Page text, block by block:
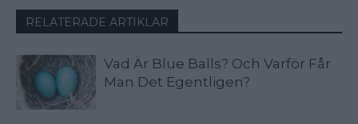
RELATERADE ARTIKLAR
Vad Är Blue Balls? Och Varför Får
Man Det Egentligen?